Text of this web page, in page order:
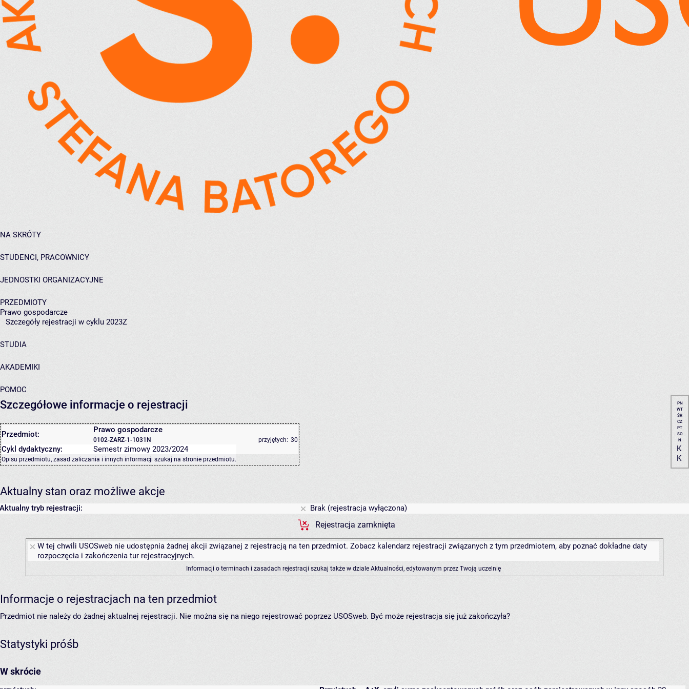
NA SKRÓTY
STUDENCI, PRACOWNICY
JEDNOSTKI ORGANIZACYJNE
PRZEDMIOTY
Prawo gospodarcze
Szczegóły rejestracji w cyklu 2023Z
STUDIA
AKADEMIKI
POMOC
Szczegółowe informacje o rejestracji
Przedmiot: Prawo gospodarcze
0102-ZARZ-1-1031N przyjętych: 30
Cykl dydaktyczny: Semestr zimowy 2023/2024
Opisu przedmiotu, zasad zaliczania i innych informacji szukaj na stronie przedmiotu.
PN
WT
ŚR
CZ
PT
SO
N
K
K
Aktualny stan oraz możliwe akcje
Aktualny tryb rejestracji:
Brak (rejestracja wyłączona)
Rejestracja zamknięta
W tej chwili USOSweb nie udostępnia żadnej akcji związanej z rejestracją na ten przedmiot. Zobacz kalendarz rejestracji związanych z tym przedmiotem, aby poznać dokładne daty
rozpoczęcia i zakończenia tur rejestracyjnych.
Informacji o terminach i zasadach rejestracji szukaj także w dziale Aktualności, edytowanym przez Twoją uczelnię
Informacje o rejestracjach na ten przedmiot
Przedmiot nie należy do żadnej aktualnej rejestracji. Nie można się na niego rejestrować poprzez USOSweb. Być może rejestracja się już zakończyła?
Statystyki próśb
W skrócie